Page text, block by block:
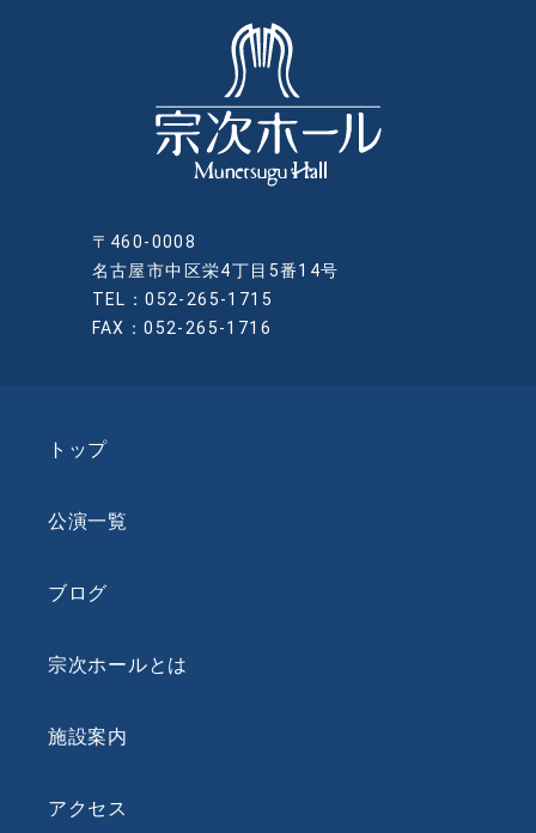
〒460-0008
名古屋市中区栄4丁目5番14号
TEL：052-265-1715
FAX：052-265-1716
トップ
公演一覧
ブログ
宗次ホールとは
施設案内
アクセス